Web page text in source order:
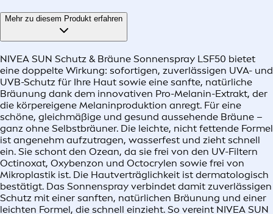
Mehr zu diesem Produkt erfahren
NIVEA SUN Schutz & Bräune Sonnenspray LSF50 bietet
eine doppelte Wirkung: sofortigen, zuverlässigen UVA- und
UVB-Schutz für Ihre Haut sowie eine sanfte, natürliche
Bräunung dank dem innovativen Pro-Melanin-Extrakt, der
die körpereigene Melaninproduktion anregt. Für eine
schöne, gleichmäßige und gesund aussehende Bräune –
ganz ohne Selbstbräuner. Die leichte, nicht fettende Formel
ist angenehm aufzutragen, wasserfest und zieht schnell
ein. Sie schont den Ozean, da sie frei von den UV-Filtern
Octinoxat, Oxybenzon und Octocrylen sowie frei von
Mikroplastik ist. Die Hautverträglichkeit ist dermatologisch
bestätigt. Das Sonnenspray verbindet damit zuverlässigen
Schutz mit einer sanften, natürlichen Bräunung und einer
leichten Formel, die schnell einzieht. So vereint NIVEA SUN